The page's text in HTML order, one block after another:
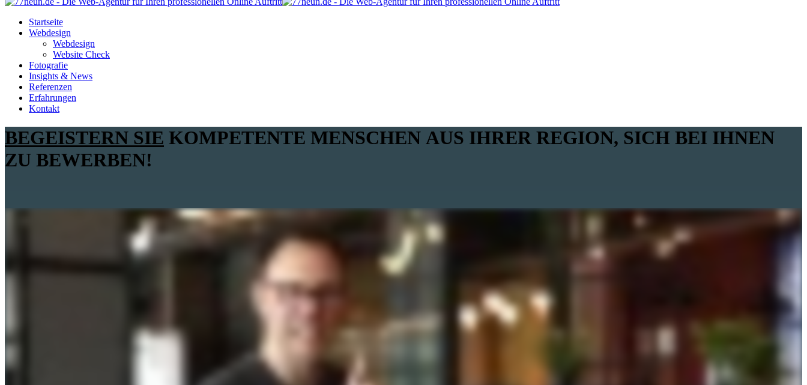
Startseite
Webdesign
Webdesign
Website Check
Fotografie
Insights & News
Referenzen
Erfahrungen
Kontakt
BEGEISTERN SIE KOMPETENTE MENSCHEN AUS IHRER REGION, SICH BEI IHNEN
ZU BEWERBEN!